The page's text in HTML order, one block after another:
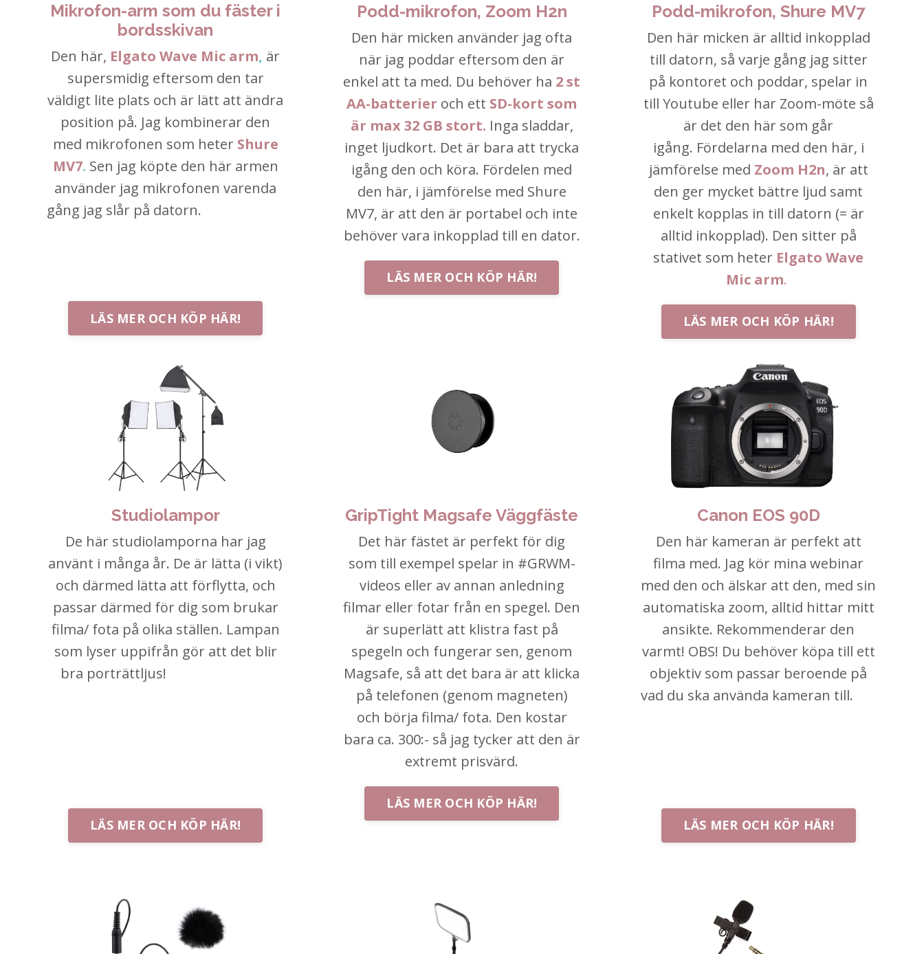
Mikrofon-arm som du fäster i
bordsskivan
Den här, Elgato Wave Mic arm, är
supersmidig eftersom den tar
väldigt lite plats och är lätt att ändra
position på. Jag kombinerar den
med mikrofonen som heter Shure
MV7. Sen jag köpte den här armen
använder jag mikrofonen varenda
gång jag slår på datorn.
LÄS MER OCH KÖP HÄR!
Podd-mikrofon, Zoom H2n
Den här micken använder jag ofta
när jag poddar eftersom den är
enkel att ta med. Du behöver ha 2 st
AA-batterier och ett SD-kort som
är max 32 GB stort. Inga sladdar,
inget ljudkort. Det är bara att trycka
igång den och köra. Fördelen med
den här, i jämförelse med Shure
MV7, är att den är portabel och inte
behöver vara inkopplad till en dator.
LÄS MER OCH KÖP HÄR!
Podd-mikrofon, Shure MV7
Den här micken är alltid inkopplad
till datorn, så varje gång jag sitter
på kontoret och poddar, spelar in
till Youtube eller har Zoom-möte så
är det den här som går
igång. Fördelarna med den här, i
jämförelse med Zoom H2n, är att
den ger mycket bättre ljud samt
enkelt kopplas in till datorn (= är
alltid inkopplad). Den sitter på
stativet som heter Elgato Wave
Mic arm.
LÄS MER OCH KÖP HÄR!
Studiolampor
De här studiolamporna har jag
använt i många år. De är lätta (i vikt)
och därmed lätta att förflytta, och
passar därmed för dig som brukar
filma/ fota på olika ställen. Lampan
som lyser uppifrån gör att det blir
bra porträttljus!
LÄS MER OCH KÖP HÄR!
GripTight Magsafe Väggfäste
Det här fästet är perfekt för dig
som till exempel spelar in #GRWM-
videos eller av annan anledning
filmar eller fotar från en spegel. Den
är superlätt att klistra fast på
spegeln och fungerar sen, genom
Magsafe, så att det bara är att klicka
på telefonen (genom magneten)
och börja filma/ fota. Den kostar
bara ca. 300:- så jag tycker att den är
extremt prisvärd.
LÄS MER OCH KÖP HÄR!
Canon EOS 90D
Den här kameran är perfekt att
filma med. Jag kör mina webinar
med den och älskar att den, med sin
automatiska zoom, alltid hittar mitt
ansikte. Rekommenderar den
varmt! OBS! Du behöver köpa till ett
objektiv som passar beroende på
vad du ska använda kameran till.
LÄS MER OCH KÖP HÄR!